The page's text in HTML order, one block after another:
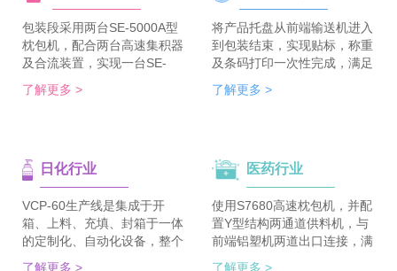
包装段采用两台SE-5000A型
枕包机，配合两台高速集积器
及合流装置，实现一台SE-
5700A-BX枕包机完成整线的
集合包包装，分道装置完成生
器、一侧配集合包集积器，实
现在一台机器上完成两种形式
的自动装箱。 占地空间减
半，一条生产线实现两种形式
的包装及装箱，人员数量减半
了解更多 >
将产品托盘从前端输送机进入
到包装结束，实现贴标，称重
及条码打印一次性完成，满足
客户包装效率120个/min的包
装需求。 多种物品包装的兼
了解更多 >
日化行业
VCP-60生产线是集成于开
箱、上料、充填、封箱于一体
的定制化、自动化设备，整个
生产线采用独立伺服匹配节拍
了解更多 >
医药行业
使用S7680高速枕包机，并配
置Y型结构两通道供料机，与
前端铝塑机两道出口连接，满
足了枕包机的稳定供料，又缩
了解更多 >